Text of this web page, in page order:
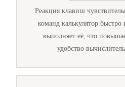
Реакция клавиш
команд калькулятор быстро
выполняет её, что
удобство